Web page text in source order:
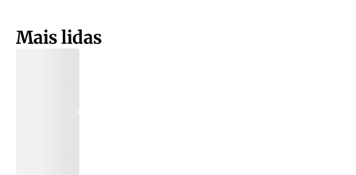
Mais lidas